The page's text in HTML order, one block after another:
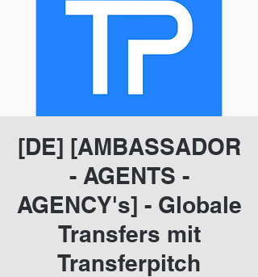
[DE] [AMBASSADOR
- AGENTS -
AGENCY's] - Globale
Transfers mit
Transferpitch